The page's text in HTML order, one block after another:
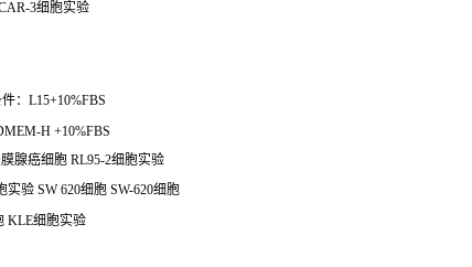
3细胞实验
：L15+10%FBS
H +10%FBS
腺癌细胞 RL95-2细胞实验
验 SW 620细胞 SW-620细胞
KLE细胞实验